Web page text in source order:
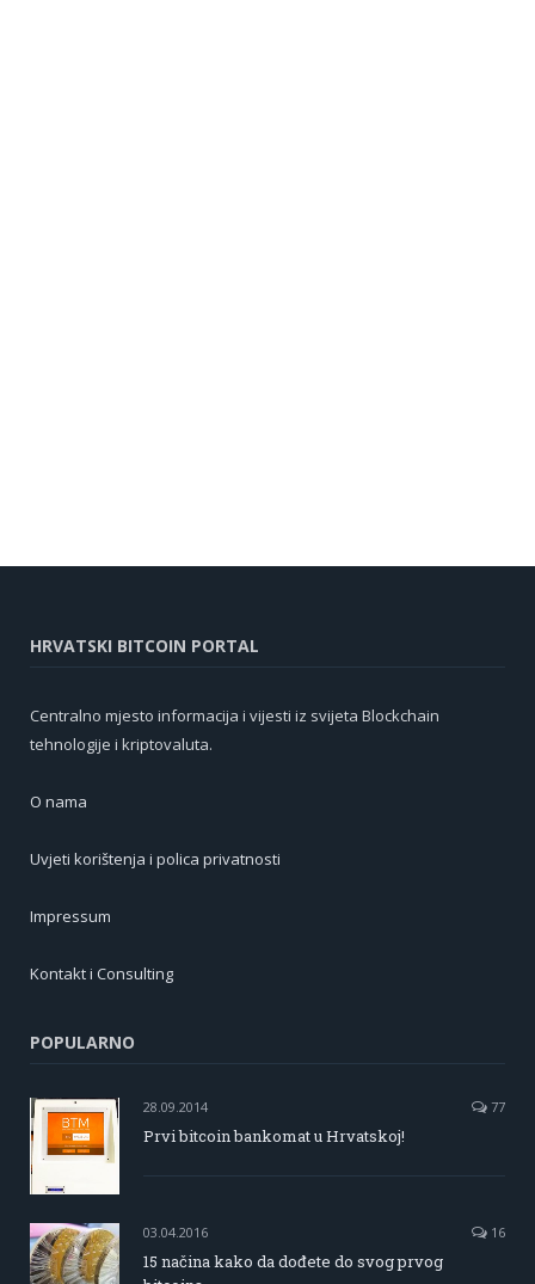
HRVATSKI BITCOIN PORTAL
Centralno mjesto informacija i vijesti iz svijeta Blockchain
tehnologije i kriptovaluta.
O nama
Uvjeti korištenja i polica privatnosti
Impressum
Kontakt i Consulting
POPULARNO
28.09.2014 77
Prvi bitcoin bankomat u Hrvatskoj!
03.04.2016 16
15 načina kako da dođete do svog prvog